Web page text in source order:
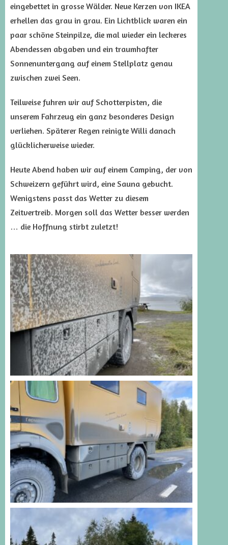
eingebettet in grosse Wälder. Neue Kerzen von IKEA
erhellen das grau in grau. Ein Lichtblick waren ein
paar schöne Steinpilze, die mal wieder ein leckeres
Abendessen abgaben und ein traumhafter
Sonnenuntergang auf einem Stellplatz genau
zwischen zwei Seen.
Teilweise fuhren wir auf Schotterpisten, die
unserem Fahrzeug ein ganz besonderes Design
verliehen. Späterer Regen reinigte Willi danach
glücklicherweise wieder.
Heute Abend haben wir auf einem Camping, der von
Schweizern geführt wird, eine Sauna gebucht.
Wenigstens passt das Wetter zu diesem
Zeitvertreib. Morgen soll das Wetter besser werden
… die Hoffnung stirbt zuletzt!